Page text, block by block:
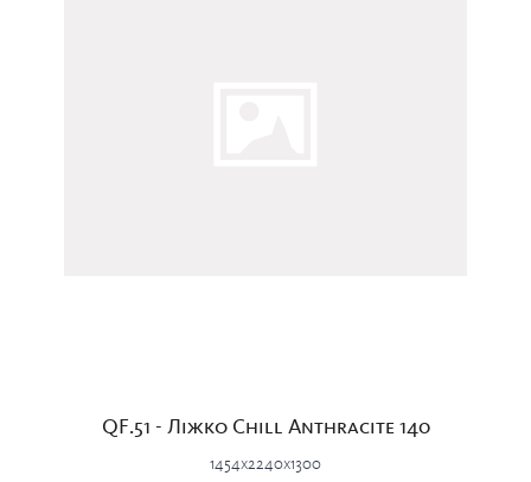
QF.51 - Ліжко Chill Anthracite 140
1454x2240x1300